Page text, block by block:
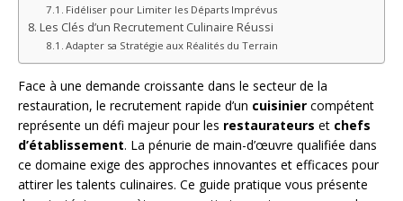
Fidéliser pour Limiter les Départs Imprévus
Les Clés d’un Recrutement Culinaire Réussi
Adapter sa Stratégie aux Réalités du Terrain
Face à une demande croissante dans le secteur de la
restauration, le recrutement rapide d’un cuisinier compétent
représente un défi majeur pour les restaurateurs et chefs
d’établissement. La pénurie de main-d’œuvre qualifiée dans
ce domaine exige des approches innovantes et efficaces pour
attirer les talents culinaires. Ce guide pratique vous présente